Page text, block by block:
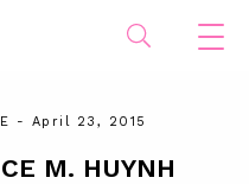
- April 23, 2015
M. HUYNH